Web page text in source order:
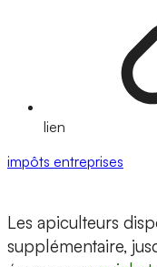
lien
impôts entreprises
Les apiculteurs
supplémentaire,